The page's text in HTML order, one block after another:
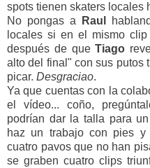
spots tienen skaters locales
No pongas a
Raul
locales si en el mismo
después de queTiago
alto del final" con sus putos
picar. Desgraciao.
Ya que cuentas con la
el vídeo... coño,
podrían dar la talla para
haz un trabajo con pies y
cuatro pavos que no han
se graben cuatro clips